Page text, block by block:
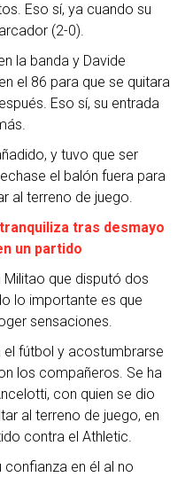
Eso sí, ya cuando su
(2-0).
la banda y Davide
el 86 para que se quitara
Eso sí, su entrada
y tuvo que ser
el balón fuera para
al terreno de juego.
tras desmayo
un partido
Militao que disputó dos
lo importante es que
sensaciones.
el fútbol y acostumbrarse
los compañeros. Se ha
con quien se dio
al terreno de juego, en
contra el Athletic.
en él al no